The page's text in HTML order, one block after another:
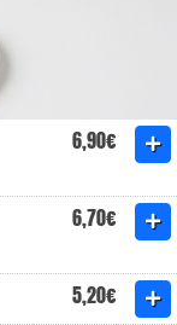
6,90€
6,70€
5,20€